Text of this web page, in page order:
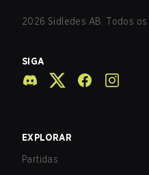
2026 Sidledes AB. Todos
SIGA
EXPLORAR
Partidas